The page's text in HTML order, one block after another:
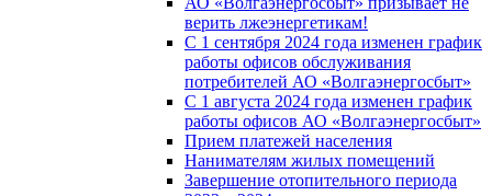
верить лжеэнергетикам!
С 1 сентября 2024 года изменен график
работы офисов обслуживания
потребителей АО «Волгаэнергосбыт»
С 1 августа 2024 года изменен график
работы офисов АО «Волгаэнергосбыт»
Прием платежей населения
Нанимателям жилых помещений
Завершение отопительного периода